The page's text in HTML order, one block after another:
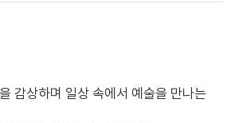
감상하며 일상 속에서 예술을 만나는